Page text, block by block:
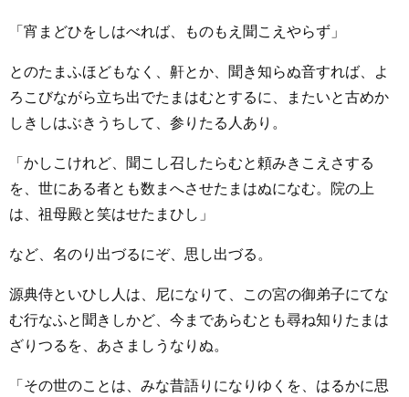
「宵まどひをしはべれば、ものもえ聞こえやらず」
とのたまふほどもなく、鼾とか、聞き知らぬ音すれば、よ
ろこびながら立ち出でたまはむとするに、またいと古めか
しきしはぶきうちして、参りたる人あり。
「かしこけれど、聞こし召したらむと頼みきこえさする
を、世にある者とも数まへさせたまはぬになむ。院の上
は、祖母殿と笑はせたまひし」
など、名のり出づるにぞ、思し出づる。
源典侍といひし人は、尼になりて、この宮の御弟子にてな
む行なふと聞きしかど、今まであらむとも尋ね知りたまは
ざりつるを、あさましうなりぬ。
「その世のことは、みな昔語りになりゆくを、はるかに思